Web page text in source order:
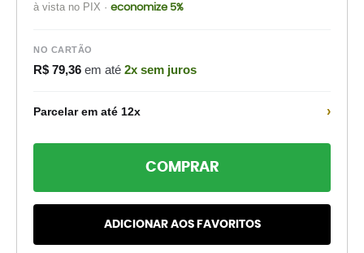
à vista no PIX · economize 5%
NO CARTÃO
R$ 79,36 em até 2x sem juros
Parcelar em até 12x ›
COMPRAR
ADICIONAR AOS FAVORITOS